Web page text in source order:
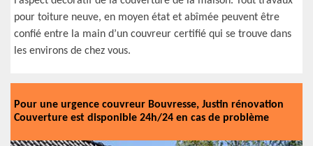
pour toiture neuve, en moyen état et abîmée peuvent être
confié entre la main d’un couvreur certifié qui se trouve dans
les environs de chez vous.
Pour une urgence couvreur Bouvresse, Justin rénovation
Couverture est disponible 24h/24 en cas de problème